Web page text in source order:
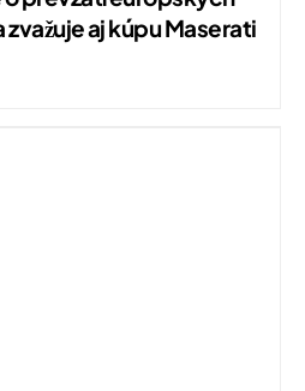
aj kúpu Maserati